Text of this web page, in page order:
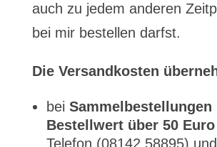
auch zu jedem anderen
bei mir bestellen darfst.
Die Versandkosten
bei Sammelbestellungen
Bestellwert über 50 Euro
Telefon (08142 58895) und